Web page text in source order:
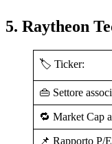
5. Raytheon
🏷️ Ticker:
👜 Settore
🔁 Market Cap
📌 Rapporto P/